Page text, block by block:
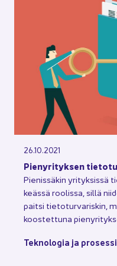
26.10.2021
Pie­ny­ri­tyk­sen
Pie­nis­sä­kin
keäs­sä roo­lis­sa, sillä
pait­si tie­to­tur­va­ris­kin,
koos­tet­tu­na
Tek­no­lo­gia ja